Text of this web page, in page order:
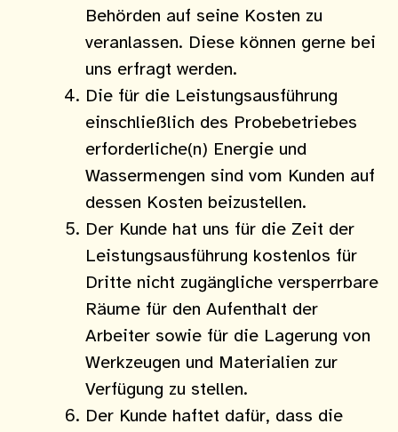
Behörden auf seine Kosten zu
veranlassen. Diese können gerne bei
uns erfragt werden.
Die für die Leistungsausführung
einschließlich des Probebetriebes
erforderliche(n) Energie und
Wassermengen sind vom Kunden auf
dessen Kosten beizustellen.
Der Kunde hat uns für die Zeit der
Leistungsausführung kostenlos für
Dritte nicht zugängliche versperrbare
Räume für den Aufenthalt der
Arbeiter sowie für die Lagerung von
Werkzeugen und Materialien zur
Verfügung zu stellen.
Der Kunde haftet dafür, dass die